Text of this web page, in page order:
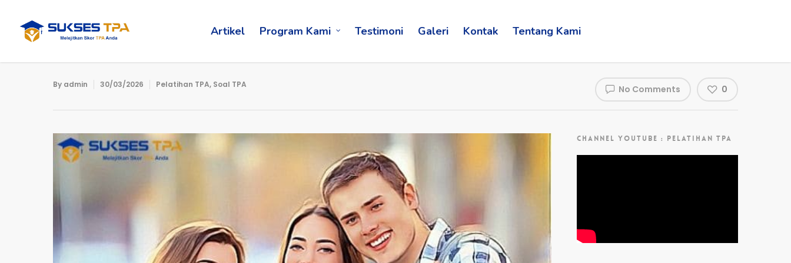
Artikel Program Kami Testimoni Galeri Kontak Tentang Kami
By admin 30/03/2026 Pelatihan TPA, Soal TPA No Comments 0
CHANNEL YOUTUBE : PELATIHAN TPA